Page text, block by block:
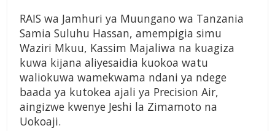
RAIS wa Jamhuri ya Muungano wa Tanzania
Samia Suluhu Hassan, amempigia simu
Waziri Mkuu, Kassim Majaliwa na kuagiza
kuwa kijana aliyesaidia kuokoa watu
waliokuwa wamekwama ndani ya ndege
baada ya kutokea ajali ya Precision Air,
aingizwe kwenye Jeshi la Zimamoto na
Uokoaji.